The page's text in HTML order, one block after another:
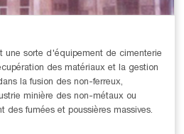
une sorte d'équipement de cimenterie
des matériaux et la gestion
la fusion des non-ferreux,
minière des non-métaux ou
des fumées et poussières massives.